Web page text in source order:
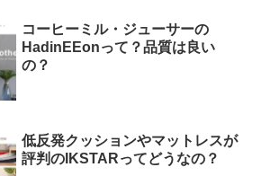
コーヒーミル・ジューサーの
HadinEEonって？品質は良い
の？
低反発クッションやマットレスが
評判のIKSTARってどうなの？